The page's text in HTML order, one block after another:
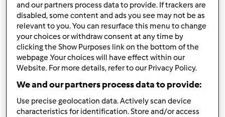
Ogólnie jak wszystko waże do przepisów i jest np. kostka
masła 200 g i wrzucam całą to idelanie jest 200 gram
Ale mam problem z wagą drożdży. Mam opakowanie 100g
i wrzucam połowe opakowania a na wadze 25 g...
Góra strony
Zalogujlub zarejestruj sięaby dodawać
and our partners process data to provide. If trackers are
disabled, some content and ads you see may not be as
relevant to you. You can resurface this menu to change
your choices or withdraw consent at any time by
clicking the Show Purposes link on the bottom of the
webpage .Your choices will have effect within our
Website. For more details, refer to our Privacy Policy.
We and our partners process data to provide:
Use precise geolocation data. Actively scan device
characteristics for identification. Store and/or access